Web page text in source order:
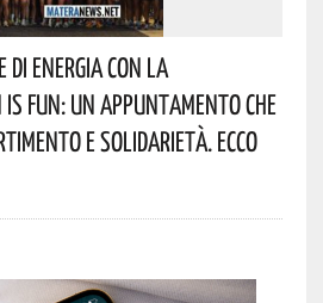
Di Energia Con La
Fun: Un Appuntamento Che
E Solidarietà. Ecco